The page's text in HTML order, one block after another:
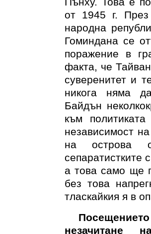
от 1945 г. През
народна
Гоминдана се
поражение в
факта, че
суверенитет и
никога няма
Байдън
към
независимост
на острова
сепаратистките
а това само ще
без това
тласкайкия я в